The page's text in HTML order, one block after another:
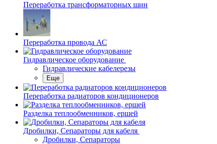
Переработка трансформаторных шин
Переработка провода АС
Гидравлическое оборудование
Гидравлические кабелерезы
Еще
Переработка радиаторов кондиционеров
Разделка теплообменников, ершей
Дробилки, Сепараторы для кабеля
Дробилки, Сепараторы